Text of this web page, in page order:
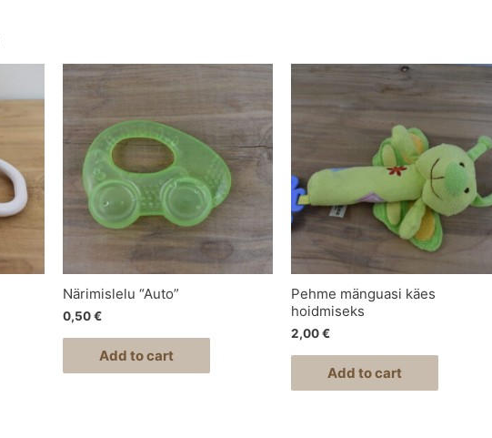
Närimislelu “Auto”
0,50€
Add to cart
Pehme mänguasi käes
hoidmiseks
2,00€
Add to cart